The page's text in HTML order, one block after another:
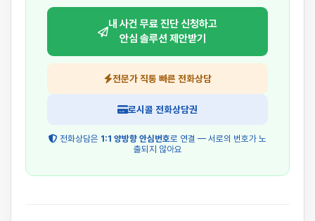
내 사건 무료 진단 신청하고
안심 솔루션 제안받기
전문가 직통 빠른 전화상담
로시콜 전화상담권
전화상담은 1:1 양방향 안심번호로 연결 — 서로의 번호가 노
출되지 않아요